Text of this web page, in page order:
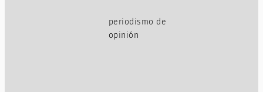
periodismo de
opinión